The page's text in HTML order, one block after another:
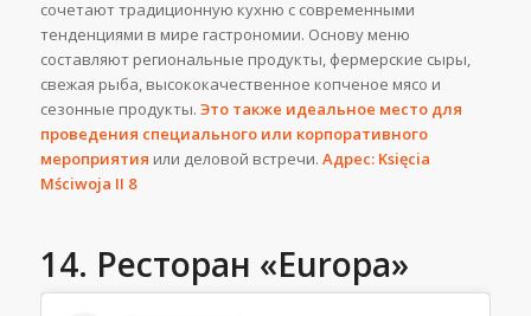
сочетают традиционную кухню с современными
тенденциями в мире гастрономии. Основу меню
составляют региональные продукты, фермерские сыры,
свежая рыба, высококачественное копченое мясо и
сезонные продукты. Это также идеальное место для
проведения специального или корпоративного
мероприятия или деловой встречи. Адрес: Księcia
Mściwoja II 8
14. Ресторан «Europa»